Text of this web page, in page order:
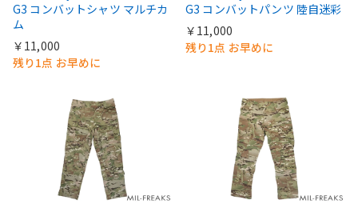
G3 コンバットシャツ マルチカ
ム
￥11,000
残り1点 お早めに
G3 コンバットパンツ 陸自迷彩
￥11,000
残り1点 お早めに